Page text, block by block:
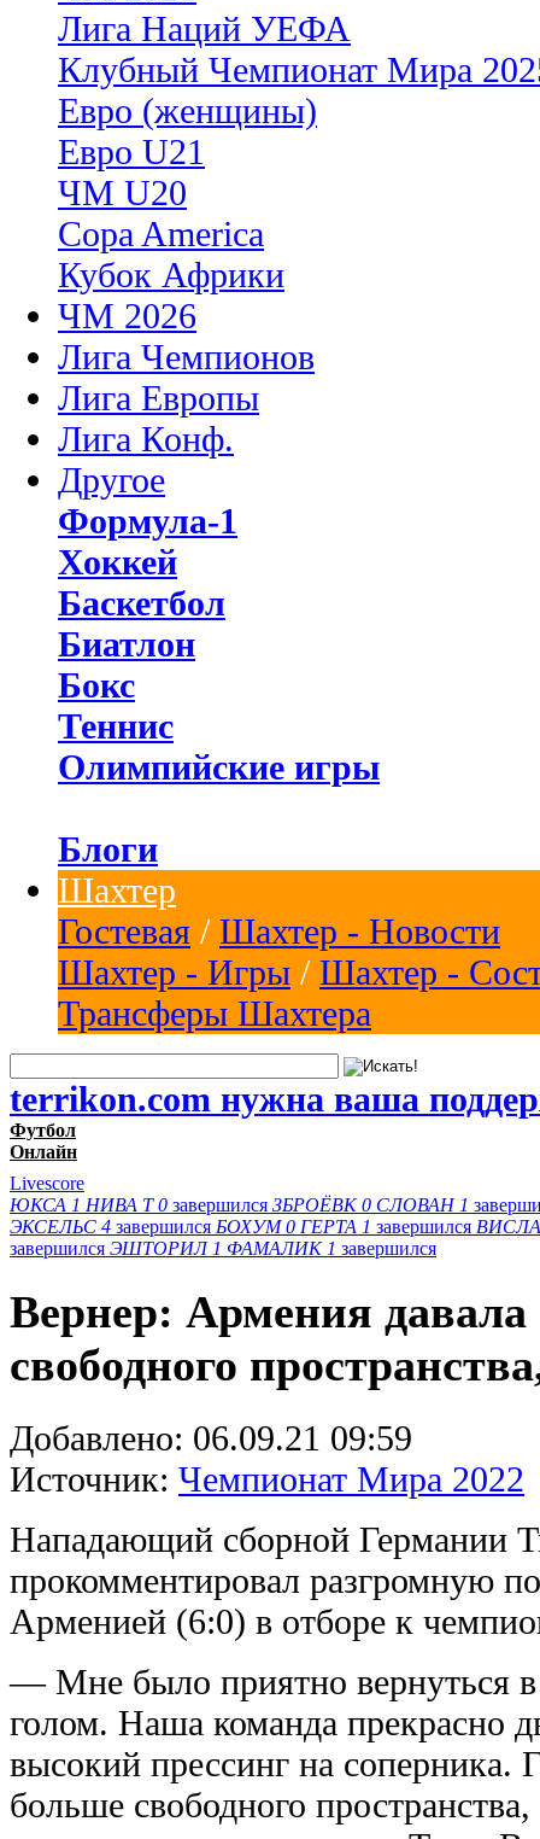
Лига Наций УЕФА
Клубный Чемпионат Мира
Евро (женщины)
Евро U21
ЧМ U20
Copa America
Кубок Африки
ЧМ 2026
Лига Чемпионов
Лига Европы
Лига Конф.
Другое
Формула-1
Хоккей
Баскетбол
Биатлон
Бокс
Теннис
Олимпийские игры
Блоги
Шахтер
Гостевая / Шахтер - Новости
Шахтер - Игры / Шахтер -
Трансферы Шахтера
terrikon.com нужна ваша
Футбол
Онлайн
Livescore
ЮКСА 1 НИВА Т 0 завершился ЗБРОЁВК 0 СЛОВАН 1
ЭКСЕЛЬС 4 завершился БОХУМ 0 ГЕРТА 1 завершился
завершился ЭШТОРИЛ 1 ФАМАЛИК 1 завершился
Вернер: Армения
свободного
Добавлено: 06.09.21 09:59
Источник: Чемпионат Мира 2022
Нападающий сборной Германии
прокомментировал разгромную
Арменией (6:0) в отборе к
— Мне было приятно вернуться в
голом. Наша команда прекрасно
высокий прессинг на соперника.
больше свободного